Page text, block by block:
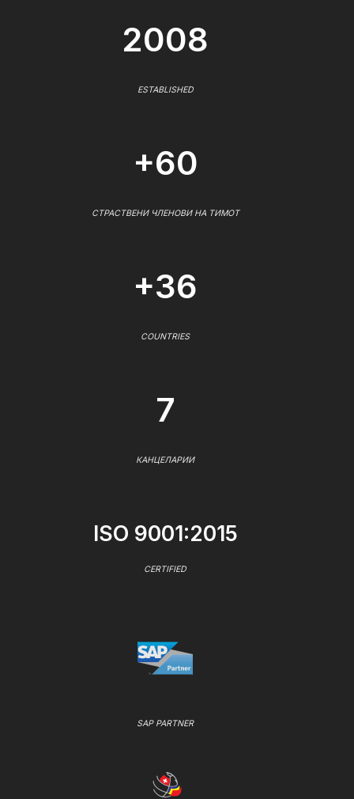
2008
ESTABLISHED
+60
СТРАСТВЕНИ ЧЛЕНОВИ НА ТИМОТ
+36
COUNTRIES
7
КАНЦЕЛАРИИ
ISO 9001:2015
CERTIFIED
SAP PARTNER